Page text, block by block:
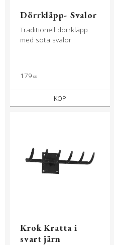
Dörrkläpp- Svalor
Traditionell dörrkläpp
med söta svalor
179 KR
KÖP
Krok Kratta i
svart järn